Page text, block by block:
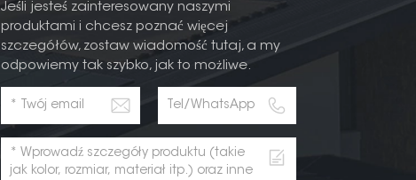
Jeśli jesteś zainteresowany naszymi
produktami i chcesz poznać więcej
szczegółów, zostaw wiadomość tutaj, a my
odpowiemy tak szybko, jak to możliwe.